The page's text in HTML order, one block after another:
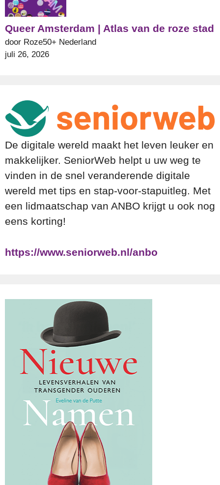
Queer Amsterdam | Atlas van de roze stad
door Roze50+ Nederland
juli 26, 2026
De digitale wereld maakt het leven leuker en
makkelijker. SeniorWeb helpt u uw weg te
vinden in de snel veranderende digitale
wereld met tips en stap-voor-stapuitleg. Met
een lidmaatschap van ANBO krijgt u ook nog
eens korting!
https://www.seniorweb.nl/anbo